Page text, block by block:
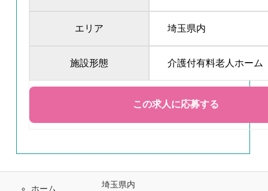
エリア 埼玉県内
施設形態 介護付有料老人ホーム
ホーム
埼玉県内